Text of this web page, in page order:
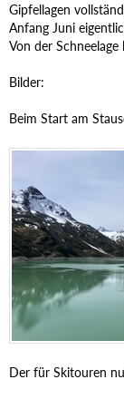
Gipfellagen
Anfang Juni
Von der
Bilder:
Beim Start am
Der für Skitouren